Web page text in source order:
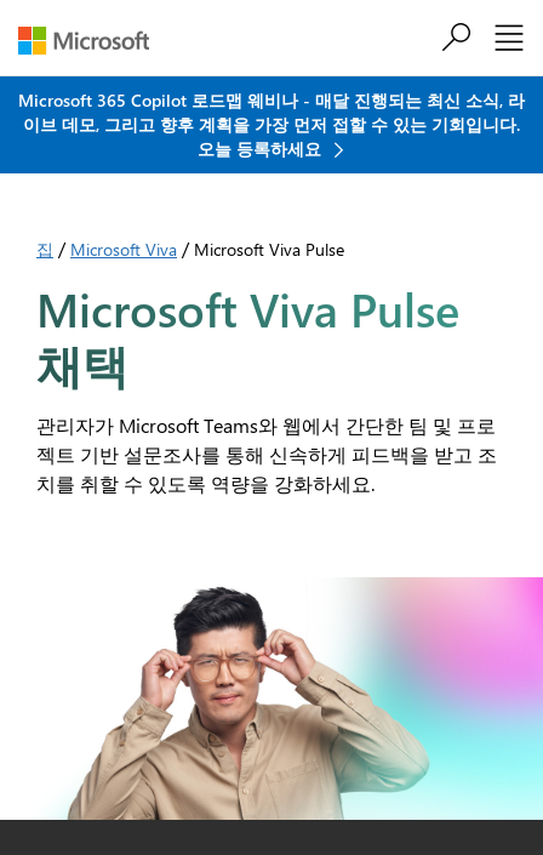
Microsoft 365 Copilot 로드맵 웨비나 - 매달 진행되는 최신 소식, 라
이브 데모, 그리고 향후 계획을 가장 먼저 접할 수 있는 기회입니다.
오늘 등록하세요
집 / Microsoft Viva / Microsoft Viva Pulse
Microsoft Viva Pulse
채택
관리자가 Microsoft Teams와 웹에서 간단한 팀 및 프로
젝트 기반 설문조사를 통해 신속하게 피드백을 받고 조
치를 취할 수 있도록 역량을 강화하세요.